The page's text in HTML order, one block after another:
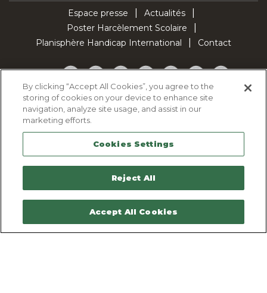
Espace presse
Actualités
Poster Harcèlement Scolaire
Planisphère Handicap International
Contact
Facebook
TwitterYouTubePinterestInstagramLinkedInTikTok
Politique d'utilisation des cookies
Politique de confidentialité
Mentions légales
Plan du site
Contactez-nous
By clicking “Accept All Cookies”, you agree to the
storing of cookies on your device to enhance site
navigation, analyze site usage, and assist in our
marketing efforts.
Cookies Settings
Reject All
Accept All Cookies